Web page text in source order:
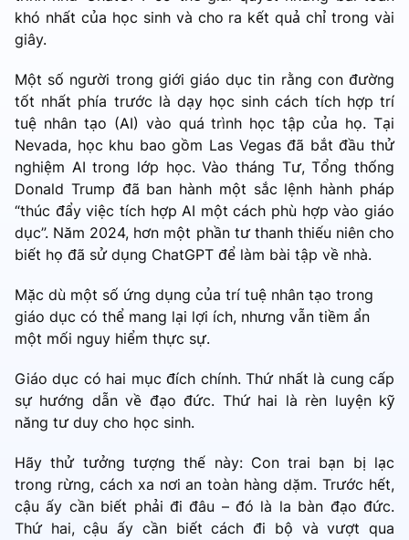
khó nhất của học sinh và cho ra kết quả chỉ trong vài
giây.
Một số người trong giới giáo dục tin rằng con đường
tốt nhất phía trước là dạy học sinh cách tích hợp trí
tuệ nhân tạo (AI) vào quá trình học tập của họ. Tại
Nevada, học khu bao gồm Las Vegas đã bắt đầu thử
nghiệm AI trong lớp học. Vào tháng Tư, Tổng thống
Donald Trump đã ban hành một sắc lệnh hành pháp
“thúc đẩy việc tích hợp AI một cách phù hợp vào giáo
dục”. Năm 2024, hơn một phần tư thanh thiếu niên cho
biết họ đã sử dụng ChatGPT để làm bài tập về nhà.
Mặc dù một số ứng dụng của trí tuệ nhân tạo trong
giáo dục có thể mang lại lợi ích, nhưng vẫn tiềm ẩn
một mối nguy hiểm thực sự.
Giáo dục có hai mục đích chính. Thứ nhất là cung cấp
sự hướng dẫn về đạo đức. Thứ hai là rèn luyện kỹ
năng tư duy cho học sinh.
Hãy thử tưởng tượng thế này: Con trai bạn bị lạc
trong rừng, cách xa nơi an toàn hàng dặm. Trước hết,
cậu ấy cần biết phải đi đâu – đó là la bàn đạo đức.
Thứ hai, cậu ấy cần biết cách đi bộ và vượt qua